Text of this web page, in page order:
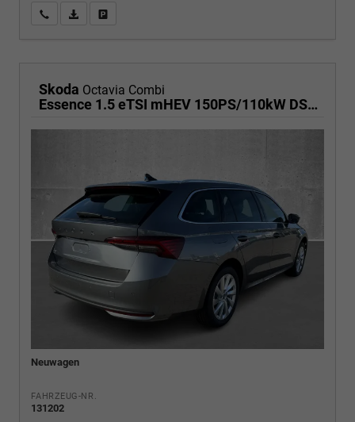
Wir rufen Sie anPDF-Fahrzeugexposé drucken
Skoda Octavia Combi
Essence 1.5 eTSI mHEV 150PS/110kW DSG7 2026
Neuwagen
FAHRZEUG-NR.
131202